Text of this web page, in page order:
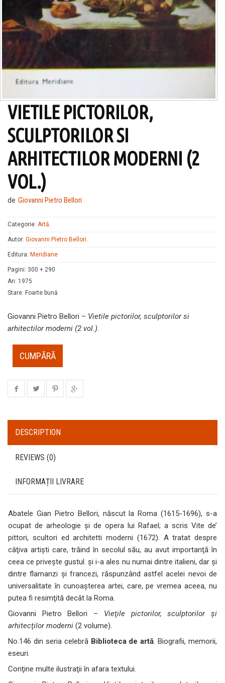
VIETILE PICTORILOR,
SCULPTORILOR SI
ARHITECTILOR MODERNI (2
VOL.)
de Giovanni Pietro Bellori
Categorie: Artă.
Autor: Giovanni Pietro Bellori.
Editura: Meridiane
Pagini: 300 + 290
An: 1975
Stare: Foarte bună
Giovanni Pietro Bellori – Vietile pictorilor, sculptorilor si
arhitectilor moderni (2 vol.).
CUMPĂRĂ
DESCRIPTION
REVIEWS (0)
INFORMAȚII LIVRARE
Abatele Gian Pietro Bellori, născut la Roma (1615-1696), s-a
ocupat de arheologie şi de opera lui Rafael; a scris Vite de’
pittori, scultori ed architetti moderni (1672). A tratat despre
câţiva artişti care, trăind în secolul său, au avut importanţă în
ceea ce priveşte gustul. şi i-a ales nu numai dintre italieni, dar şi
dintre flamanzi şi francezi, răspunzând astfel acelei nevoi de
universalitate în cunoaşterea artei, care, pe vremea aceea, nu
putea fi resimţită decât la Roma.
Giovanni Pietro Bellori – Vieţile pictorilor, sculptorilor şi
arhitecţilor moderni (2 volume).
No.146 din seria celebră Biblioteca de artă. Biografii, memorii,
eseuri.
Conţine multe ilustraţii în afara textului.